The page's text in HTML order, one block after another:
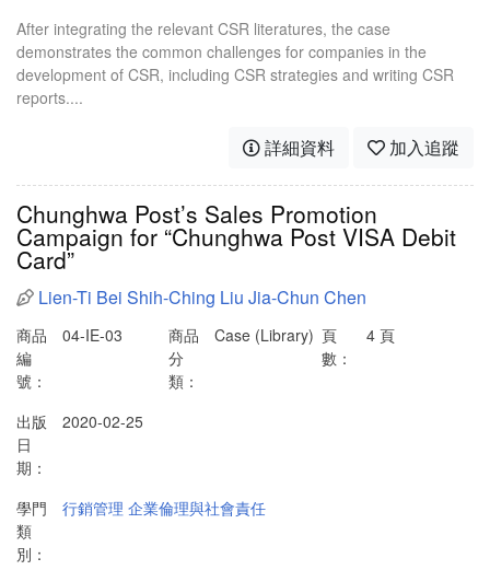
After integrating the relevant CSR literatures, the case
demonstrates the common challenges for companies in the
development of CSR, including CSR strategies and writing CSR
reports....
詳細資料 加入追蹤
Chunghwa Post’s Sales Promotion
Campaign for “Chunghwa Post VISA Debit
Card”
Lien-Ti Bei Shih-Ching Liu Jia-Chun Chen
商品
編
號：
04-IE-03
商品
分
類：
Case (Library) 頁
數：
4 頁
出版
日
期：
2020-02-25
學門
類
別：
行銷管理 企業倫理與社會責任